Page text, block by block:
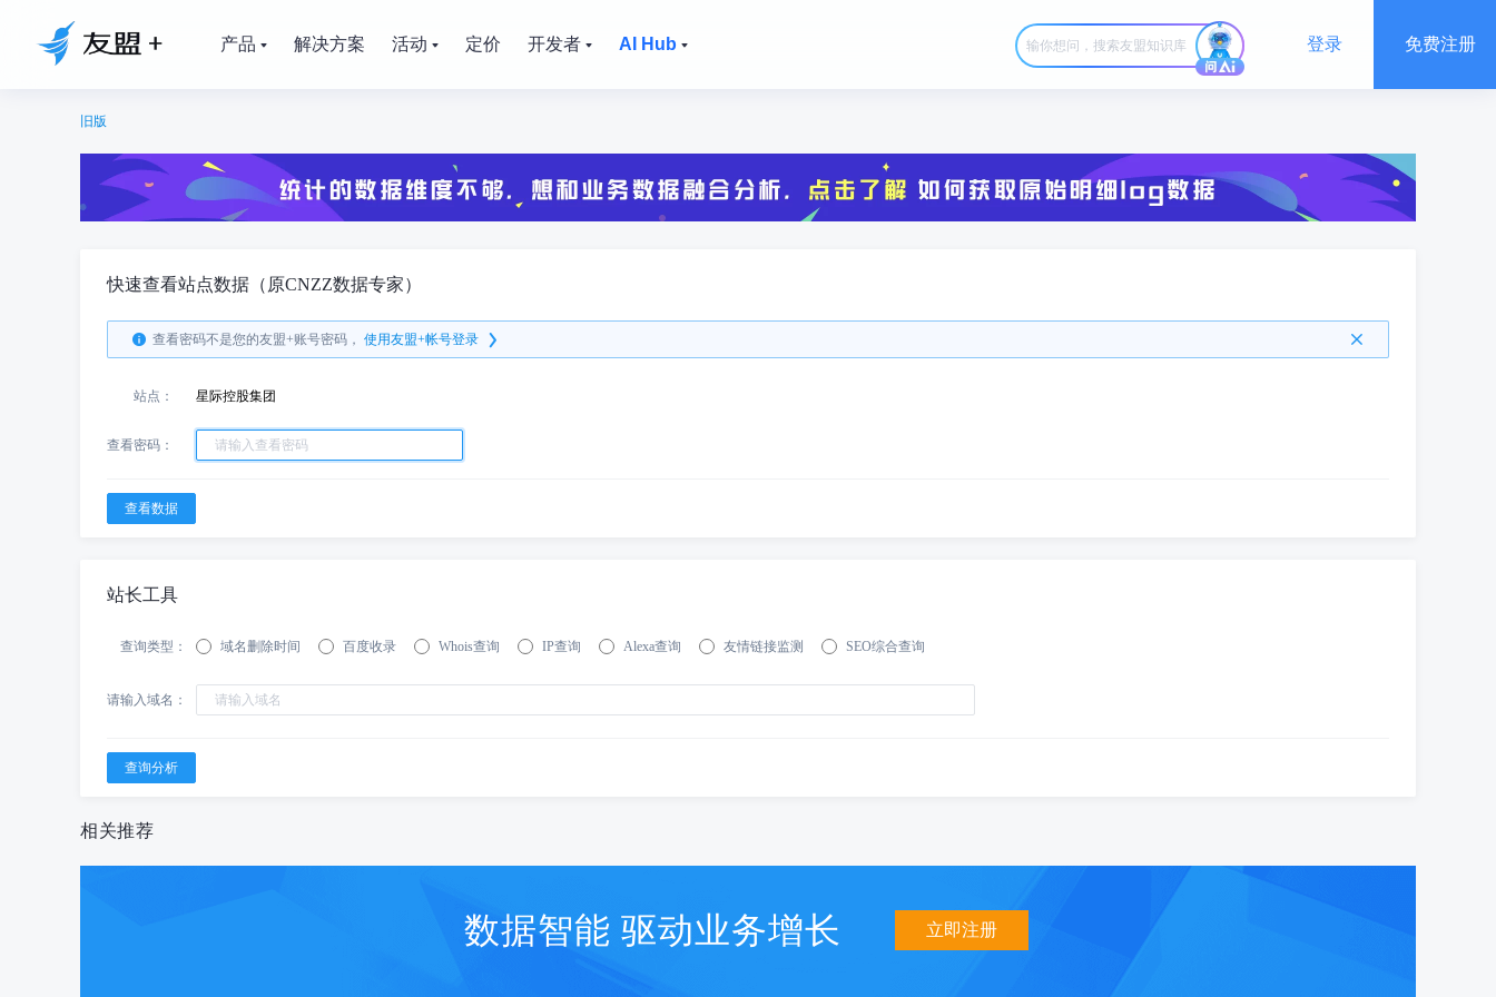
产品 解决方案 活动 定价 开发者 AI Hub 登录 免费注册
旧版
快速查看站点数据（原CNZZ数据专家）
查看密码不是您的友盟+账号密码， 使用友盟+帐号登录
站点： 星际控股集团
查看密码：
站长工具
查询类型： 域名删除时间 百度收录 Whois查询 IP查询 Alexa查询 友情链接监测 SEO综合查询
请输入域名：
相关推荐
数据智能 驱动业务增长 立即注册